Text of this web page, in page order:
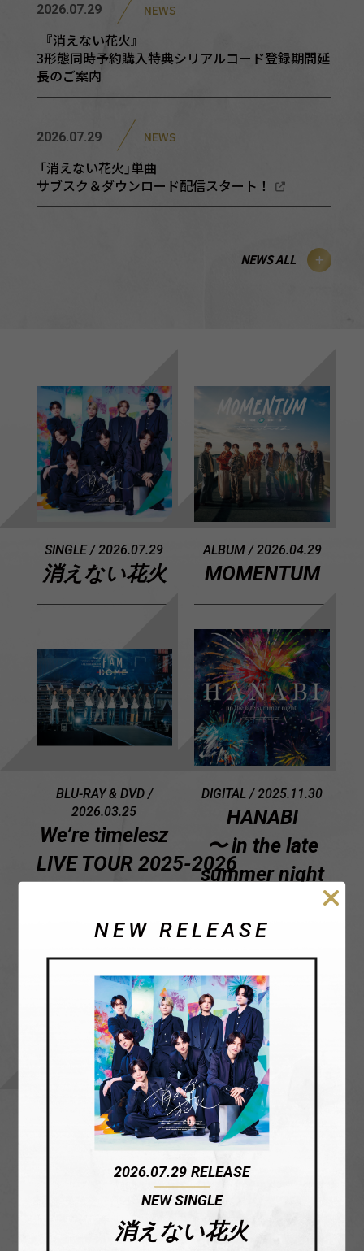
NEW RELEASE
2026.07.29 RELEASE
NEW SINGLE
消えない花火
2026.07.29 NEWS
『消えない花火』
3形態同時予約購入特典シリアルコード登録期間延
長のご案内
2026.07.29 NEWS
｢消えない花火｣単曲
サブスク＆ダウンロード配信スタート！
NEWS ALL
SINGLE / 2026.07.29
消えない花火
ALBUM / 2026.04.29
MOMENTUM
BLU-RAY & DVD /
2026.03.25
We’re timelesz
LIVE TOUR 2025-2026
DIGITAL / 2025.11.30
HANABI
〜 in the late
summer night
OTHER / 2025.12.17
timelesz
project
-AUDITION-
Special Edition
SINGLE / 2025.11.12
Steal The
Show
/ レシピ